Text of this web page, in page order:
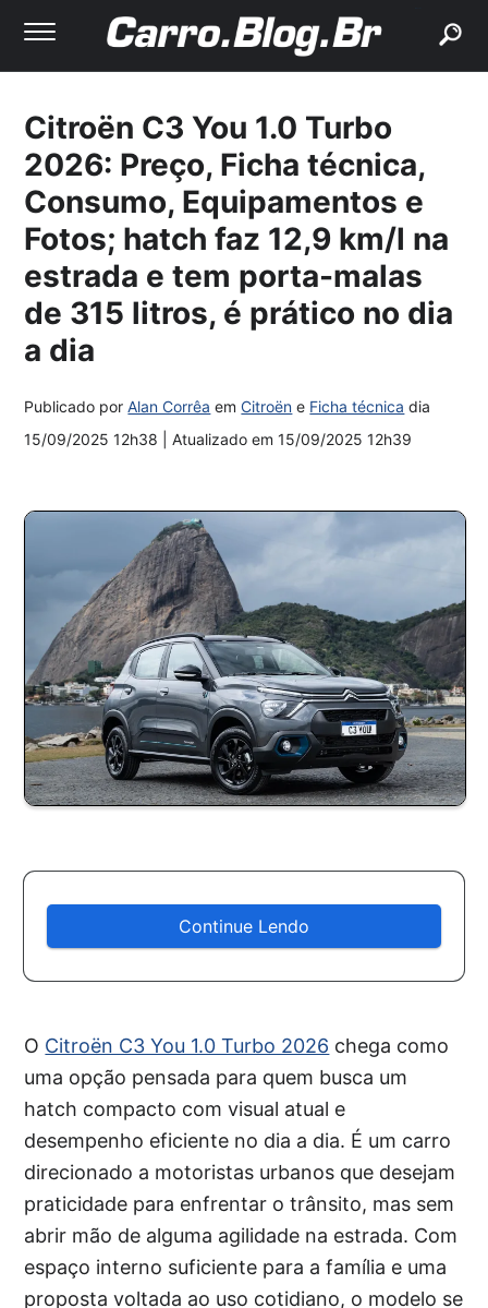
Citroën C3 You 1.0 Turbo
2026: Preço, Ficha técnica,
Consumo, Equipamentos e
Fotos; hatch faz 12,9 km/l na
estrada e tem porta-malas
de 315 litros, é prático no dia
a dia
Publicado porAlan Corrêa emCitroën e Ficha técnica dia
15/09/2025 12h38
| Atualizado em15/09/2025 12h39
Continue Lendo
O Citroën C3 You 1.0 Turbo 2026 chega como
uma opção pensada para quem busca um
hatch compacto com visual atual e
desempenho eficiente no dia a dia. É um carro
direcionado a motoristas urbanos que desejam
praticidade para enfrentar o trânsito, mas sem
abrir mão de alguma agilidade na estrada. Com
espaço interno suficiente para a família e uma
proposta voltada ao uso cotidiano, o modelo se